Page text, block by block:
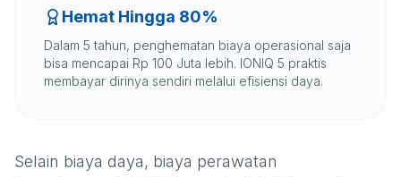
Hemat Hingga 80%
Dalam 5 tahun, penghematan biaya operasional saja
bisa mencapai Rp 100 Juta lebih. IONIQ 5 praktis
membayar dirinya sendiri melalui efisiensi daya.
Selain biaya daya, biaya perawatan